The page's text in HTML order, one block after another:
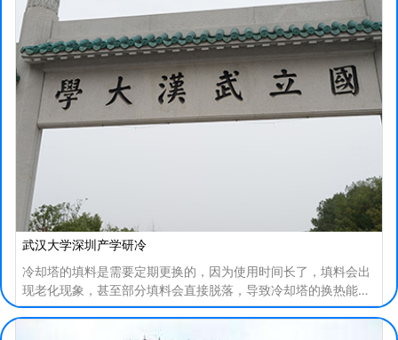
武汉大学深圳产学研冷
冷却塔的填料是需要定期更换的，因为使用时间长了，填料会出
现老化现象，甚至部分填料会直接脱落，导致冷却塔的换热能力
下降，影响冷冻机组运行效率，耗费大量的能源，那么冷却